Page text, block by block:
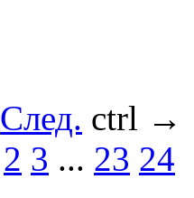
След. ctrl →
2 3 ... 23 24